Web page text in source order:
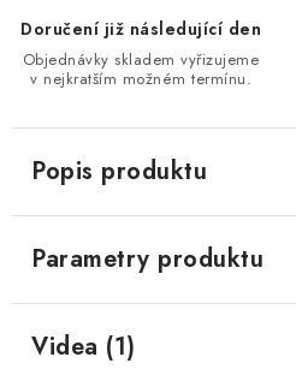
Doručení již následující den
Objednávky skladem vyřizujeme
v nejkratším možném termínu.
Popis produktu
Parametry produktu
Videa (1)